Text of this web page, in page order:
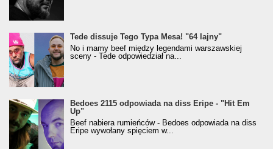
Tede dissuje Tego Typa Mesa! "64 lajny"
No i mamy beef między legendami warszawskiej
sceny - Tede odpowiedział na...
Bedoes 2115 odpowiada na diss Eripe - "Hit Em
Up"
Beef nabiera rumieńców - Bedoes odpowiada na diss
Eripe wywołany spięciem w...